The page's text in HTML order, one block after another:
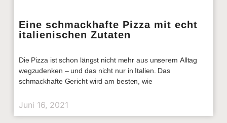
Eine schmackhafte Pizza mit echt
italienischen Zutaten
Die Pizza ist schon längst nicht mehr aus unserem Alltag
wegzudenken – und das nicht nur in Italien. Das
schmackhafte Gericht wird am besten, wie
Juni 16, 2021